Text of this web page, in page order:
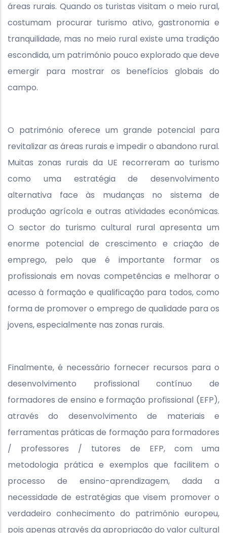
áreas rurais. Quando os turistas visitam o meio rural,
costumam procurar turismo ativo, gastronomia e
tranquilidade, mas no meio rural existe uma tradição
escondida, um património pouco explorado que deve
emergir para mostrar os benefícios globais do
campo.
O património oferece um grande potencial para
revitalizar as áreas rurais e impedir o abandono rural.
Muitas zonas rurais da UE recorreram ao turismo
como uma estratégia de desenvolvimento
alternativa face às mudanças no sistema de
produção agrícola e outras atividades económicas.
O sector do turismo cultural rural apresenta um
enorme potencial de crescimento e criação de
emprego, pelo que é importante formar os
profissionais em novas competências e melhorar o
acesso à formação e qualificação para todos, como
forma de promover o emprego de qualidade para os
jovens, especialmente nas zonas rurais.
Finalmente, é necessário fornecer recursos para o
desenvolvimento profissional contínuo de
formadores de ensino e formação profissional (EFP),
através do desenvolvimento de materiais e
ferramentas práticas de formação para formadores
/ professores / tutores de EFP, com uma
metodologia prática e exemplos que facilitem o
processo de ensino-aprendizagem, dada a
necessidade de estratégias que visem promover o
verdadeiro conhecimento do património europeu,
pois apenas através da apropriação do valor cultural